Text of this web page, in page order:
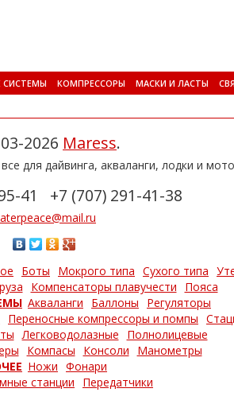
СИСТЕМЫ КОМПРЕССОРЫ МАСКИ И ЛАСТЫ
2026 Maress.
для дайвинга, акваланги, лодки и
41 +7 (707) 291-41-38
Боты Мокрого типа Сухого типа
Компенсаторы плавучести
Пояса
Акваланги Баллоны
Регуляторы
Переносные компрессоры и помпы
Легководолазные
Полнолицевые
Компасы Консоли
Манометры
Ножи Фонари
станции Передатчики